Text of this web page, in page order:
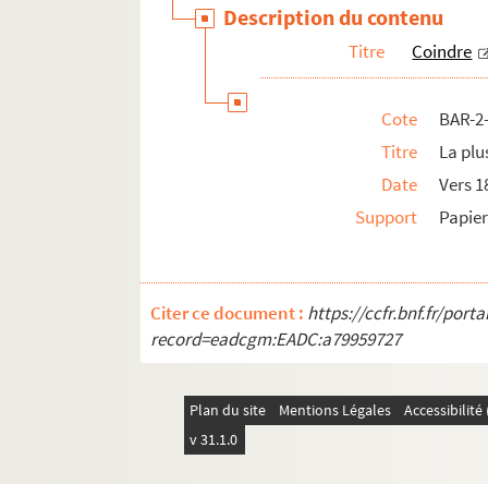
Dron, H.
De Frondas, Juvénal...
Gabillaud
Gaillard fils
Gastineau
Gilbert-Martin
A. Gilbert
Description du contenu
Titre Coindre
Cote
BAR-
Titre
La
Date
Vers
Support
Papier
Citer ce document : https://ccfr.bnf.fr/
record=eadcgm:EADC:a79959727
Plan du site Mentions Légales
v 31.1.0